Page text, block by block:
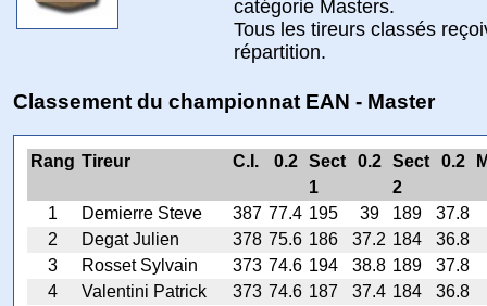
catégorie Masters.
Tous les tireurs classés
répartition.
Classement du championnat EAN - Master
Rang Tireur C.I. 0.2 Sect 0.2 Sect 0.2
1
2
1
Demierre Steve 387 77.4 195 39 189 37.8
2
Degat Julien 378 75.6 186 37.2 184 36.8
3
Rosset Sylvain 373 74.6 194 38.8 189 37.8
4
Valentini Patrick 373 74.6 187 37.4 184 36.8